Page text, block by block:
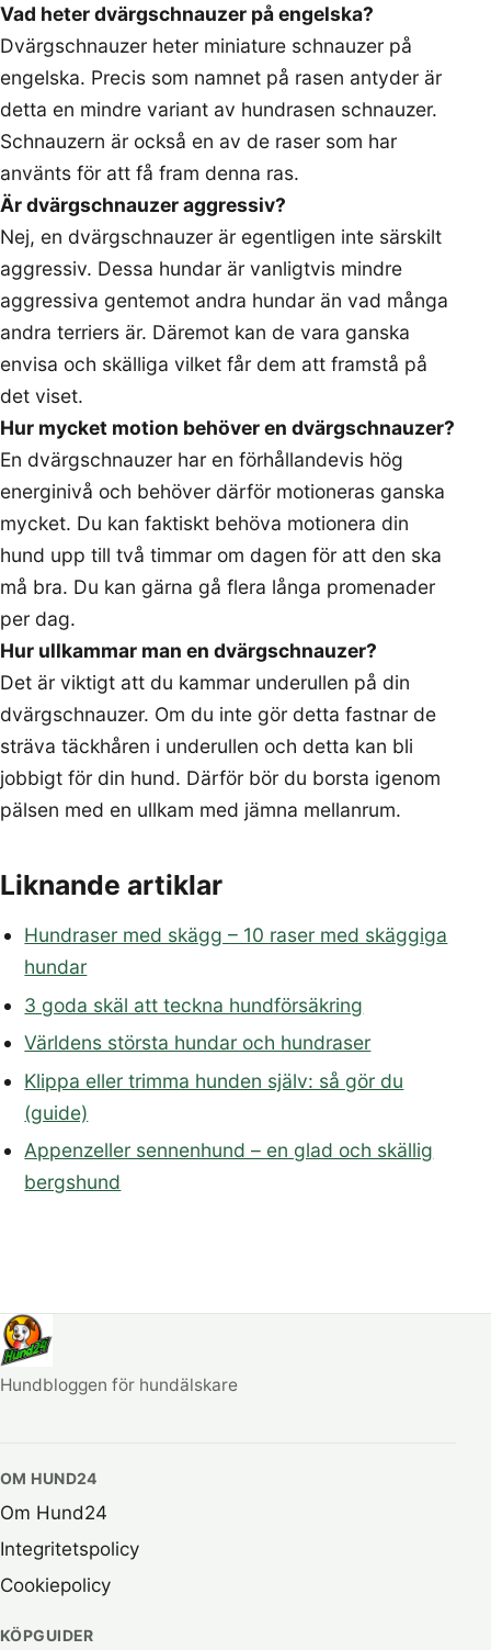
Vad heter dvärgschnauzer på engelska?
Dvärgschnauzer heter miniature schnauzer på
engelska. Precis som namnet på rasen antyder är
detta en mindre variant av hundrasen schnauzer.
Schnauzern är också en av de raser som har
använts för att få fram denna ras.
Är dvärgschnauzer aggressiv?
Nej, en dvärgschnauzer är egentligen inte särskilt
aggressiv. Dessa hundar är vanligtvis mindre
aggressiva gentemot andra hundar än vad många
andra terriers är. Däremot kan de vara ganska
envisa och skälliga vilket får dem att framstå på
det viset.
Hur mycket motion behöver en dvärgschnauzer?
En dvärgschnauzer har en förhållandevis hög
energinivå och behöver därför motioneras ganska
mycket. Du kan faktiskt behöva motionera din
hund upp till två timmar om dagen för att den ska
må bra. Du kan gärna gå flera långa promenader
per dag.
Hur ullkammar man en dvärgschnauzer?
Det är viktigt att du kammar underullen på din
dvärgschnauzer. Om du inte gör detta fastnar de
sträva täckhåren i underullen och detta kan bli
jobbigt för din hund. Därför bör du borsta igenom
pälsen med en ullkam med jämna mellanrum.
Liknande artiklar
Hundraser med skägg – 10 raser med skäggiga
hundar
3 goda skäl att teckna hundförsäkring
Världens största hundar och hundraser
Klippa eller trimma hunden själv: så gör du
(guide)
Appenzeller sennenhund – en glad och skällig
bergshund
Hundbloggen för hundälskare
OM HUND24
Om Hund24
Integritetspolicy
Cookiepolicy
KÖPGUIDER